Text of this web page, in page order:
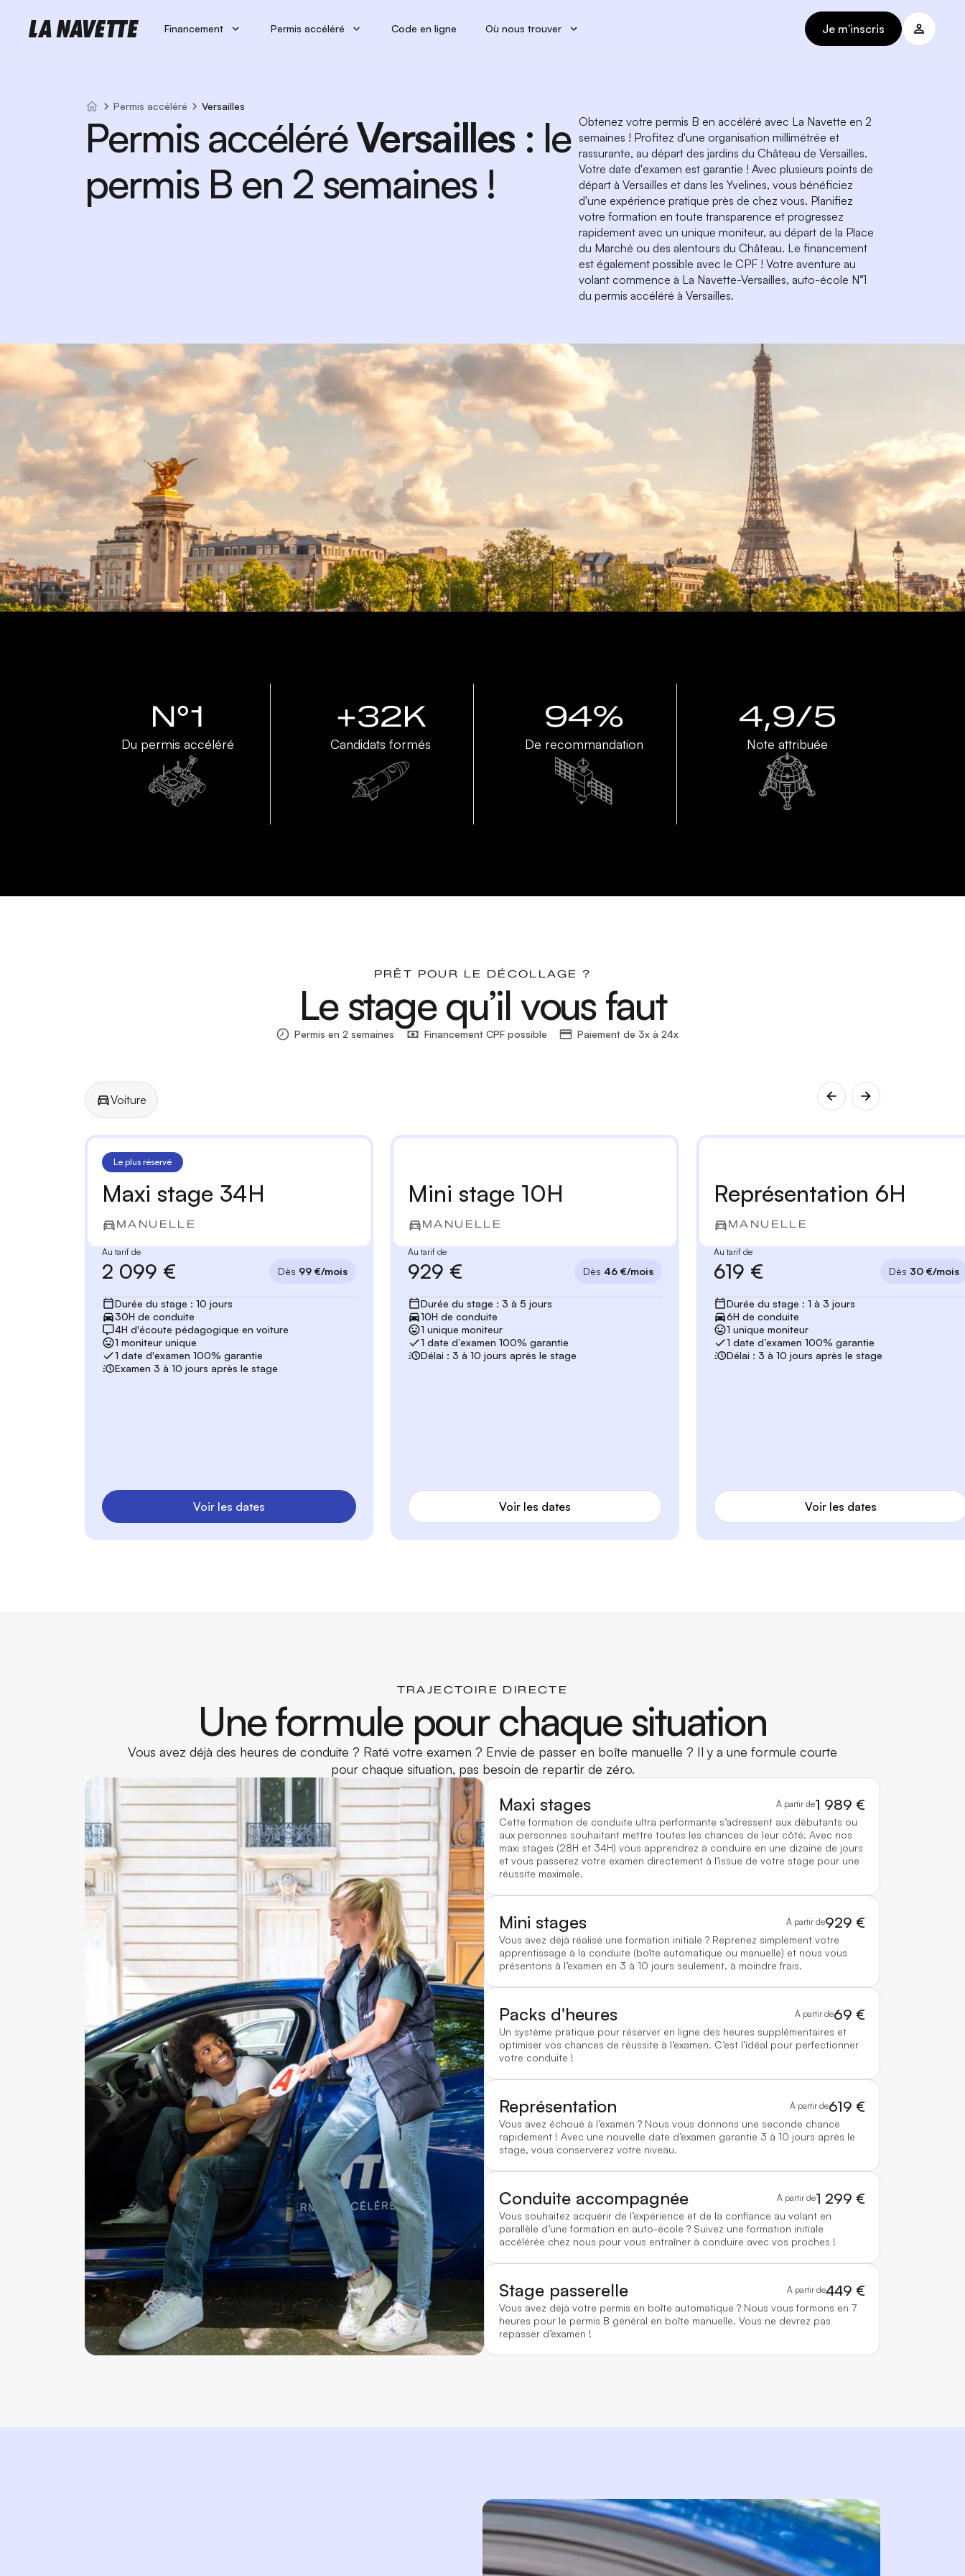
Financement Permis accéléré Code en ligne Où nous trouver Je m'inscris
Permis accéléré Versailles
Permis accéléréVersailles : le
permis B en 2 semaines !
Obtenez votre permis B en accéléré avec La Navette en 2
semaines ! Profitez d'une organisation millimétrée et
rassurante, au départ des jardins du Château de Versailles.
Votre date d'examen est garantie ! Avec plusieurs points de
départ à Versailles et dans les Yvelines, vous bénéficiez
d'une expérience pratique près de chez vous. Planifiez
votre formation en toute transparence et progressez
rapidement avec un unique moniteur, au départ de la Place
du Marché ou des alentours du Château. Le financement
est également possible avec le CPF ! Votre aventure au
volant commence à La Navette-Versailles, auto-école N°1
du permis accéléré à Versailles.
N°1
Du permis accéléré
+32K
Candidats formés
94%
De recommandation
4,9/5
Note attribuée
PRÊT POUR LE DÉCOLLAGE ?
Le stage qu’il vous faut
Permis en 2 semaines Financement CPF possible Paiement de 3x à 24x
Voiture
Le plus réservé
Maxi stage 34H
MANUELLE
Au tarif de
2 099 € Dès 99 €/mois
Durée du stage : 10 jours
30H de conduite
4H d'écoute pédagogique en voiture
1 moniteur unique
1 date d'examen 100% garantie
Examen 3 à 10 jours après le stage
Voir les dates
Mini stage 10H
MANUELLE
Au tarif de
929 € Dès 46 €/mois
Durée du stage : 3 à 5 jours
10H de conduite
1 unique moniteur
1 date d’examen 100% garantie
Délai : 3 à 10 jours après le stage
Voir les dates
Représentation 6H
MANUELLE
Au tarif de
619 € Dès 30 €/mois
Durée du stage : 1 à 3 jours
6H de conduite
1 unique moniteur
1 date d’examen 100% garantie
Délai : 3 à 10 jours après le stage
Voir les dates
TRAJECTOIRE DIRECTE
Une formule pour chaque situation
Vous avez déjà des heures de conduite ? Raté votre examen ? Envie de passer en boîte manuelle ? Il y a une formule courte
pour chaque situation, pas besoin de repartir de zéro.
Maxi stages À partir de1 989 €
Cette formation de conduite ultra performante s’adressent aux débutants ou
aux personnes souhaitant mettre toutes les chances de leur côté. Avec nos
maxi stages (28H et 34H) vous apprendrez à conduire en une dizaine de jours
et vous passerez votre examen directement à l’issue de votre stage pour une
réussite maximale.
Mini stages À partir de929 €
Vous avez déjà réalisé une formation initiale ? Reprenez simplement votre
apprentissage à la conduite (boîte automatique ou manuelle) et nous vous
présentons à l’examen en 3 à 10 jours seulement, à moindre frais.
Packs d'heures À partir de69 €
Un système pratique pour réserver en ligne des heures supplémentaires et
optimiser vos chances de réussite à l’examen. C’est l’idéal pour perfectionner
votre conduite !
Représentation À partir de619 €
Vous avez échoué à l’examen ? Nous vous donnons une seconde chance
rapidement ! Avec une nouvelle date d’examen garantie 3 à 10 jours après le
stage, vous conserverez votre niveau.
Conduite accompagnée À partir de1 299 €
Vous souhaitez acquérir de l’expérience et de la confiance au volant en
parallèle d’une formation en auto-école ? Suivez une formation initiale
accélérée chez nous pour vous entraîner à conduire avec vos proches !
Stage passerelle À partir de449 €
Vous avez déjà votre permis en boîte automatique ? Nous vous formons en 7
heures pour le permis B général en boîte manuelle. Vous ne devrez pas
repasser d’examen !